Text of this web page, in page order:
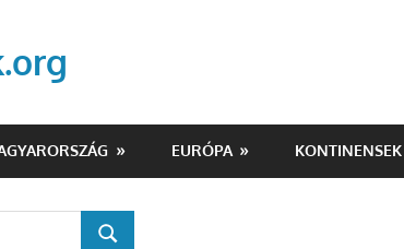
EURÓPA KONTINENSEK
SEARCH